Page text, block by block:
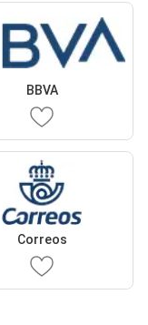
BBVA
Correos